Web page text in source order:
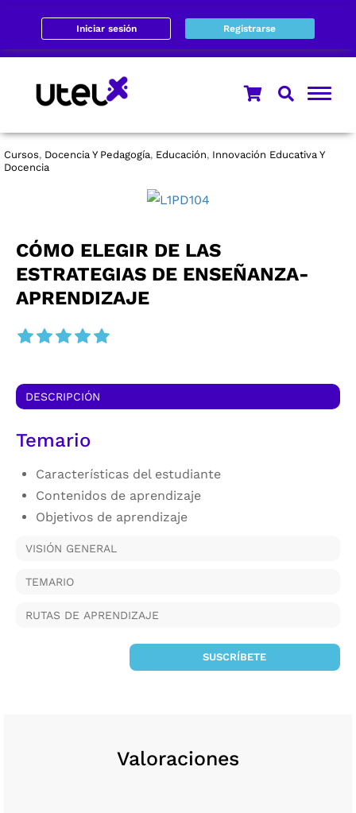
Iniciar sesión Registrarse
Cursos, Docencia Y Pedagogía, Educación, Innovación Educativa Y
Docencia
CÓMO ELEGIR DE LAS
ESTRATEGIAS DE ENSEÑANZA-
APRENDIZAJE
DESCRIPCIÓN
Temario
Características del estudiante
Contenidos de aprendizaje
Objetivos de aprendizaje
VISIÓN GENERAL
TEMARIO
RUTAS DE APRENDIZAJE
SUSCRÍBETE
Valoraciones